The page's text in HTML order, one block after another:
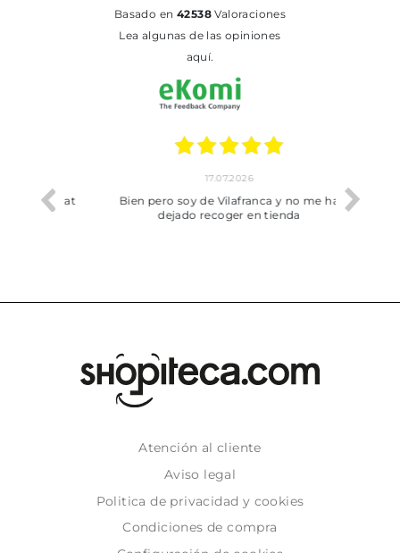
basado en 42538Valoraciones
Lea algunas de las opiniones
aquí.
trobat
17.07.2026
Bien pero soy de Vilafranca y no me ha
dejado recoger en tienda
Atención al cliente
Aviso legal
Politica de privacidad y cookies
Condiciones de compra